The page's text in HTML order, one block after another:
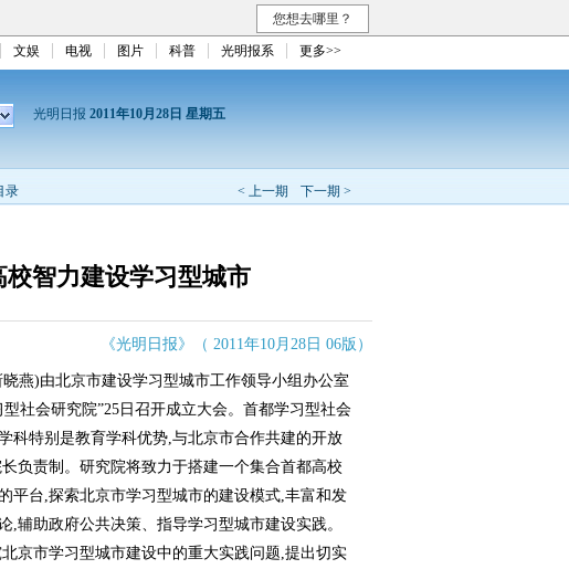
您想去哪里？
文娱 电视 图片 科普 光明报系 更多>>
光明日报 2011年10月28日 星期五
< 上一期 下一期 >
录
校智力建设学习型城市
《光明日报》（ 2011年10月28日 06版）
)由北京市建设学习型城市工作领导小组办公室
社会研究院”25日召开成立大会。首都学习型社会
科特别是教育学科优势,与北京市合作共建的开放
负责制。研究院将致力于搭建一个集合首都高校
平台,探索北京市学习型城市的建设模式,丰富和发
,辅助政府公共决策、指导学习型城市建设实践。
京市学习型城市建设中的重大实践问题,提出切实